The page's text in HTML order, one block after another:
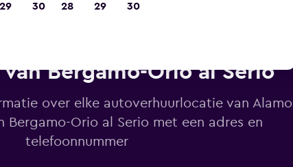
Bergamo-Orio al Serio
over elke autoverhuurlocatie van Alamo
Bergamo-Orio al Serio met een adres en
telefoonnummer
29 30 28 29 30